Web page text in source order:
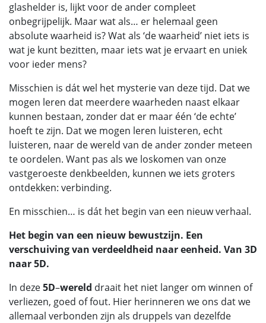
glashelder is, lijkt voor de ander compleet
onbegrijpelijk. Maar wat als… er helemaal geen
absolute waarheid is? Wat als ‘de waarheid’ niet iets is
wat je kunt bezitten, maar iets wat je ervaart en uniek
voor ieder mens?
Misschien is dát wel het mysterie van deze tijd. Dat we
mogen leren dat meerdere waarheden naast elkaar
kunnen bestaan, zonder dat er maar één ‘de echte’
hoeft te zijn. Dat we mogen leren luisteren, echt
luisteren, naar de wereld van de ander zonder meteen
te oordelen. Want pas als we loskomen van onze
vastgeroeste denkbeelden, kunnen we iets groters
ontdekken: verbinding.
En misschien… is dát het begin van een nieuw verhaal.
Het begin van een nieuw bewustzijn. Een
verschuiving van verdeeldheid naar eenheid. Van 3D
naar 5D.
In deze5D–wereld draait het niet langer om winnen of
verliezen, goed of fout. Hier herinneren we ons dat we
allemaal verbonden zijn als druppels van dezelfde